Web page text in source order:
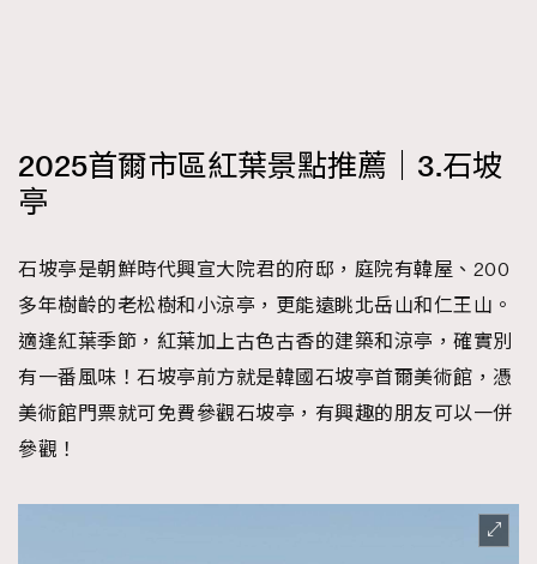
2025首爾市區紅葉景點推薦｜3.石坡
亭
石坡亭是朝鮮時代興宣大院君的府邸，庭院有韓屋、200
多年樹齡的老松樹和小涼亭，更能遠眺北岳山和仁王山。
適逢紅葉季節，紅葉加上古色古香的建築和涼亭，確實別
有一番風味！石坡亭前方就是韓國石坡亭首爾美術館，憑
美術館門票就可免費參觀石坡亭，有興趣的朋友可以一併
參觀！